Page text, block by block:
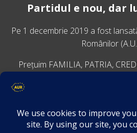
Partidul e nou, dar
Pe 1 decembrie 2019 a fost
Românilor
Prețuim FAMILIA, PATRIA,
VINO ALĂTURI